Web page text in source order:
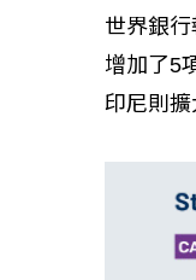
世界銀
增加了5
印尼則